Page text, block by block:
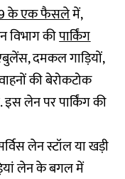
के एक फैसलेमें,
विभाग कीपार्किंग
दमकल गाड़ियों,
की बेरोकटोक
इस लेन पर पार्किंग की
लेन स्टॉल या खड़ी
लेन के बगल में